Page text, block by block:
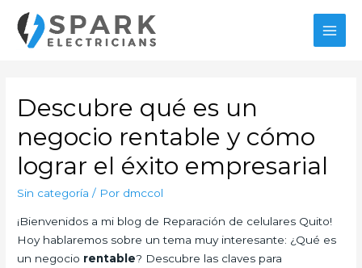
contenido
Descubre qué es un
negocio rentable y cómo
lograr el éxito empresarial
Sin categoría / Por dmccol
¡Bienvenidos a mi blog de Reparación de celulares Quito!
Hoy hablaremos sobre un tema muy interesante: ¿Qué es
un negocio rentable? Descubre las claves para